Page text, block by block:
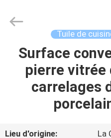
MAISON
CERAMICS
Reserved.
Tuile de
Surface
pierre vitrée
carrelages
Lieu d'origine:
La